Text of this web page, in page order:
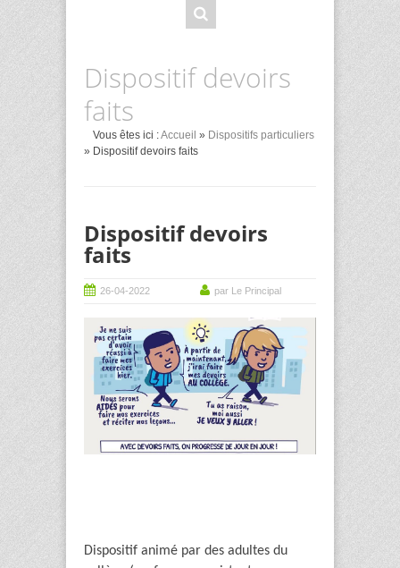
Dispositif devoirs
faits
Vous êtes ici :Accueil » Dispositifs particuliers
» Dispositif devoirs faits
Dispositif devoirs
faits
26-04-2022 par Le Principal
Dispositif animé par des adultes du